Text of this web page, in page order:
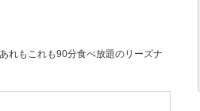
れもこれも90分食べ放題のリーズナ